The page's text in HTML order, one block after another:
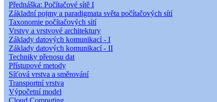
Přednáška: Počítačové sítě I
Základní pojmy a paradigmata světa počítačových sítí
Taxonomie počítačových sítí
Vrstvy a vrstvové architektury
Základy datových komunikací - I
Základy datových komunikací - II
Techniky přenosu dat
Přístupové metody
Síťová vrstva a směrování
Transportní vrstva
Výpočetní model
Cloud Computing